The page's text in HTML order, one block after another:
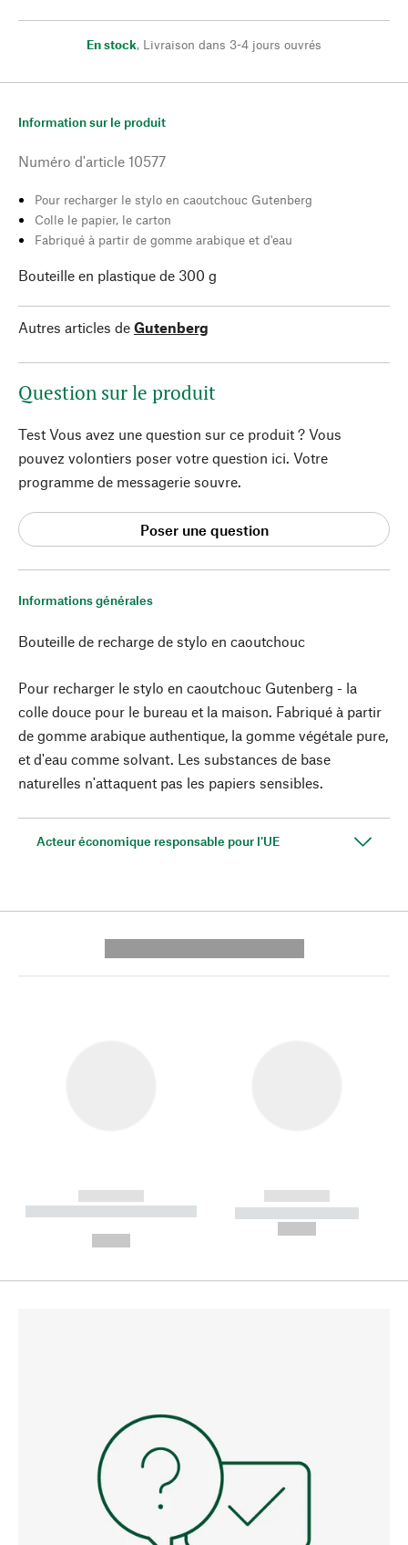
En stock, Livraison dans 3-4 jours ouvrés
Informations générales
Bouteille de recharge de stylo en caoutchouc
Pour recharger le stylo en caoutchouc Gutenberg - la
colle douce pour le bureau et la maison. Fabriqué à partir
de gomme arabique authentique, la gomme végétale pure,
et d'eau comme solvant. Les substances de base
naturelles n'attaquent pas les papiers sensibles.
Acteur économique responsable pour l'UE
Information sur le produit
Numéro d'article 10577
Pour recharger le stylo en caoutchouc Gutenberg
Colle le papier, le carton
Fabriqué à partir de gomme arabique et d'eau
Bouteille en plastique de 300 g
Autres articles de Gutenberg
Question sur le produit
Test Vous avez une question sur ce produit ? Vous
pouvez volontiers poser votre question ici. Votre
programme de messagerie souvre.
Poser une question
------------
----------- ----------- --------
------------
----------- -----------